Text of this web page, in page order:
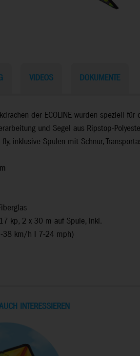
VIDEOS DOKUMENTE
der ECOLINE wurden speziell
und Segel aus Ripstop-
inklusive Spulen mit Schnur,
kp, 2 x 30 m auf Spule, inkl.
38 km/h I 7-24 mph)
INTERESSIEREN